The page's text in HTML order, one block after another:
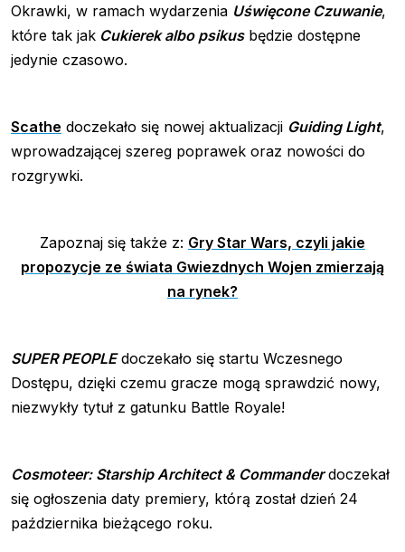
Okrawki, w ramach wydarzenia Uświęcone Czuwanie,
które tak jak Cukierek albo psikusbędzie dostępne
jedynie czasowo.
Scathe doczekało się nowej aktualizacji Guiding Light,
wprowadzającej szereg poprawek oraz nowości do
rozgrywki.
Zapoznaj się także z: Gry Star Wars, czyli jakie
propozycje ze świata Gwiezdnych Wojen zmierzają
na rynek?
SUPER PEOPLEdoczekało się startu Wczesnego
Dostępu, dzięki czemu gracze mogą sprawdzić nowy,
niezwykły tytuł z gatunku Battle Royale!
Cosmoteer: Starship Architect & Commanderdoczekał
się ogłoszenia daty premiery, którą został dzień 24
października bieżącego roku.